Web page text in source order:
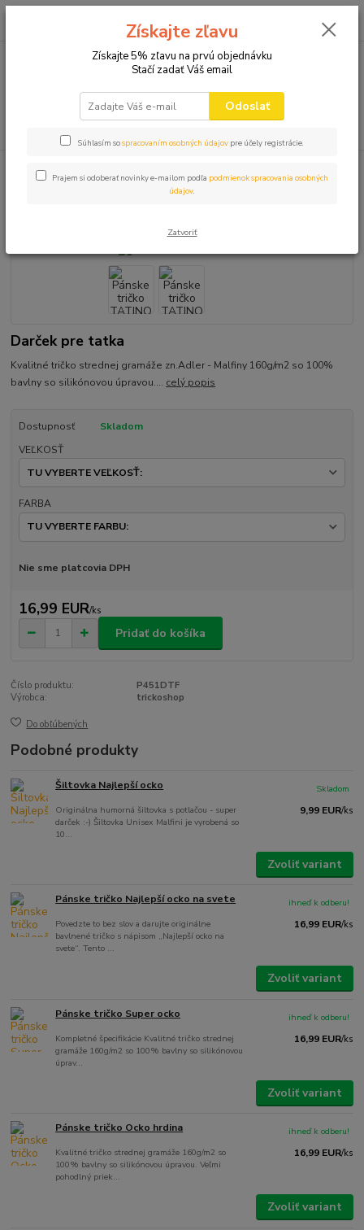
0,00 EUR
Pánske tričko TATINO
Darček pre tatka
Kvalitné tričko strednej gramáže zn.Adler - Malfiny 160g/m2 so 100%
bavlny so silikónovou úpravou.... celý popis
Dostupnosť
Skladom
VEĽKOSŤ
FARBA
Nie sme platcovia DPH
16,99 EUR/ks
Pridať do košíka
Číslo produktu:
P451DTF
Výrobca:
trickoshop
Do obľúbených
Podobné produkty
Šiltovka Najlepší ocko
Originálna humorná šiltovka s potlačou - super
darček :-) Šiltovka Unisex Malfini je vyrobená so
10...
9,99 EUR/ks
Skladom
Zvoliť variant
Pánske tričko Najlepší ocko na svete
Povedzte to bez slov a darujte originálne
bavlnené tričko s nápisom „Najlepší ocko na
svete“. Tento ...
16,99 EUR/ks
ihneď k odberu!
Zvoliť variant
Pánske tričko Super ocko
Kompletné špecifikácie Kvalitné tričko strednej
gramáže 160g/m2 so 100% bavlny so silikónovou
úprav...
16,99 EUR/ks
ihneď k odberu!
Zvoliť variant
Pánske tričko Ocko hrdina
Kvalitné tričko strednej gramáže 160g/m2 so
100% bavlny so silikónovou úpravou. Veľmi
pohodlný priek...
16,99 EUR/ks
ihneď k odberu!
Zvoliť variant
Získajte zľavu
Získajte 5% zľavu na prvú objednávku
Stačí zadať Váš email
Odoslať
Súhlasím sospracovaním osobných údajov pre účely registrácie.
Prajem si odoberať novinky e-mailom podľa podmienok spracovania osobných
údajov.
Zatvoriť